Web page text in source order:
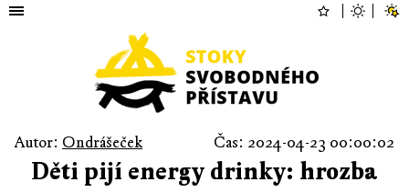
Autor: Ondrášeček Čas: 2024-04-23 00:00:02
Děti pijí energy drinky: hrozba